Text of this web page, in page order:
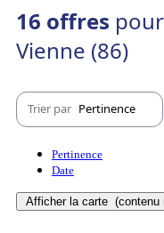
16 offres
Vienne (86)
Trier par Pertinence
Pertinence
Date
Afficher la carte (contenu